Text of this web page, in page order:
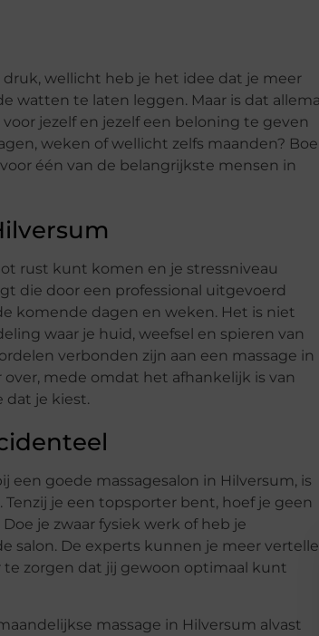
wellicht heb je het idee dat je meer
watten te laten leggen. Maar is dat
jezelf en jezelf een beloning te geven
weken of wellicht zelfs maanden?
één van de belangrijkste mensen in
rust kunt komen en je stressniveau
die door een professional uitgevoerd
komende dagen en weken. Het is niet
waar je huid, weefsel en spieren van
verbonden zijn aan een massage in
mede omdat het afhankelijk is van
dat je kiest.
goede massagesalon in Hilversum, is
je een topsporter bent, hoef je geen
je zwaar fysiek werk of heb je
salon. De experts kunnen je meer
zorgen dat jij gewoon optimaal kunt
massage in Hilversum alvast